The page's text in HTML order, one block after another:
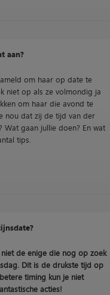
aan?
om haar op date te
niet op als ze volmondig ja
om haar die avond te
nou dat zij de tijd van der
Wat gaan jullie doen? En wat
tips.
de enige die nog op zoek
Dit is de drukste tijd op
timing kun je niet
acties!